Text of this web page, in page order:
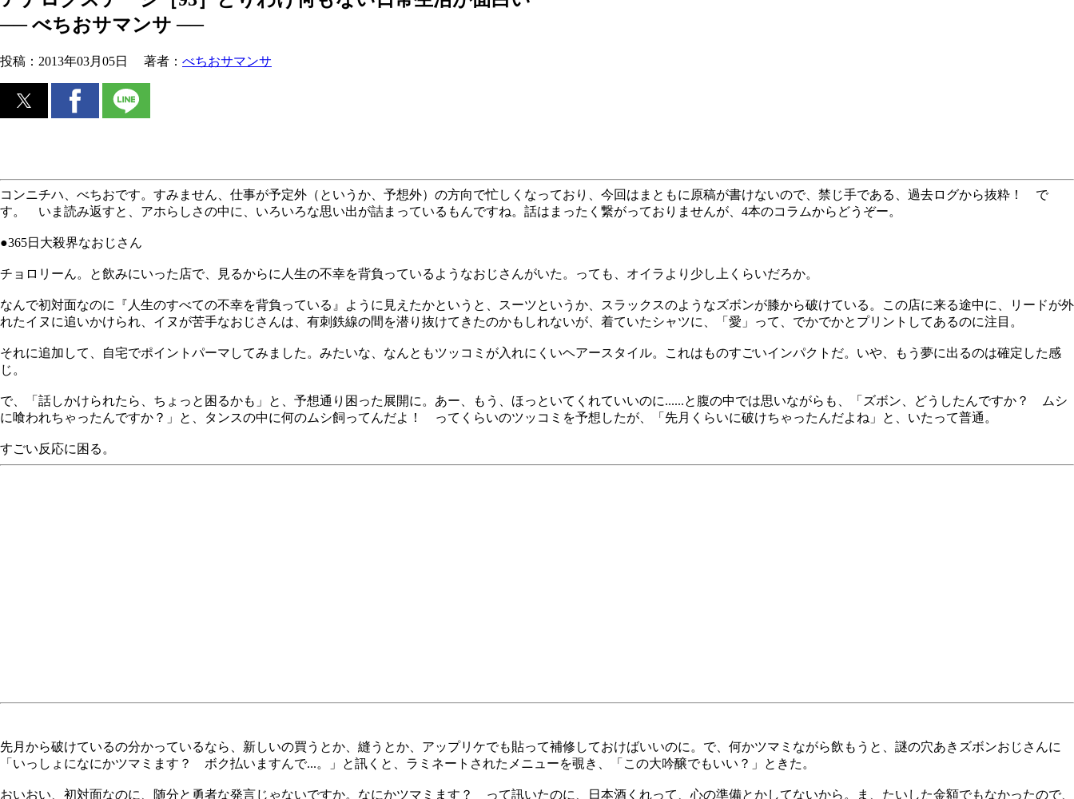
── べちおサマンサ ──
投稿： 2013年03月05日 著者： べちおサマンサ
コンニチハ、べちおです。すみません、仕事が予定外（というか、予想外）の方向で忙しくなっており、今回はまともに原稿が書けないので、禁じ手である、過去ログから抜粋！ で
す。 いま読み返すと、アホらしさの中に、いろいろな思い出が詰まっているもんですね。話はまったく繋がっておりませんが、4本のコラムからどうぞー。
●365日大殺界なおじさん
チョロリーん。と飲みにいった店で、見るからに人生の不幸を背負っているようなおじさんがいた。っても、オイラより少し上くらいだろか。
なんで初対面なのに『人生のすべての不幸を背負っている』ように見えたかというと、スーツというか、スラックスのようなズボンが膝から破けている。この店に来る途中に、リードが外
れたイヌに追いかけられ、イヌが苦手なおじさんは、有刺鉄線の間を潜り抜けてきたのかもしれないが、着ていたシャツに、「愛」って、でかでかとプリントしてあるのに注目。
それに追加して、自宅でポイントパーマしてみました。みたいな、なんともツッコミが入れにくいヘアースタイル。これはものすごいインパクトだ。いや、もう夢に出るのは確定した感
じ。
で、「話しかけられたら、ちょっと困るかも」と、予想通り困った展開に。あー、もう、ほっといてくれていいのに......と腹の中では思いながらも、「ズボン、どうしたんですか？ ムシ
に喰われちゃったんですか？」と、タンスの中に何のムシ飼ってんだよ！ ってくらいのツッコミを予想したが、「先月くらいに破けちゃったんだよね」と、いたって普通。
すごい反応に困る。
先月から破けているの分かっているなら、新しいの買うとか、縫うとか、アップリケでも貼って補修しておけばいいのに。で、何かツマミながら飲もうと、謎の穴あきズボンおじさんに
「いっしょになにかツマミます？ ボク払いますんで...。」と訊くと、ラミネートされたメニューを覗き、「この大吟醸でもいい？」ときた。
おいおい、初対面なのに、随分と勇者な発言じゃないですか。なにかツマミます？ って訊いたのに、日本酒くれって、心の準備とかしてないから。ま、たいした金額でもなかったので、